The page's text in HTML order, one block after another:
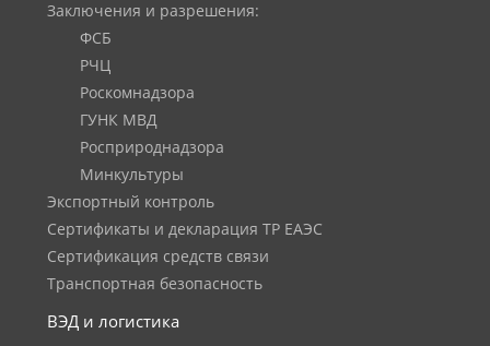
Заключения и разрешения:
ФСБ
РЧЦ
Роскомнадзора
ГУНК МВД
Росприроднадзора
Минкультуры
Экспортный контроль
Сертификаты и декларация ТР ЕАЭС
Сертификация средств связи
Транспортная безопасность
ВЭД и логистика